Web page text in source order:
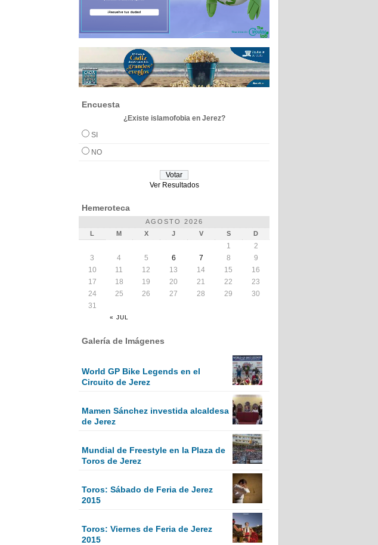
Encuesta
¿Existe islamofobia en Jerez?
SI
NO
Ver Resultados
Hemeroteca
AGOSTO 2026
L
M X J V S D
« JUL
1
2
3
4 5 6 7 8
9
10
11 12 13 14 15
16
17
18 19 20 21 22
23
24
25 26 27 28 29
30
31
Galería de Imágenes
World GP Bike Legends en el
Circuito de Jerez
Mamen Sánchez investida alcaldesa
de Jerez
Mundial de Freestyle en la Plaza de
Toros de Jerez
Toros: Sábado de Feria de Jerez
2015
Toros: Viernes de Feria de Jerez
2015